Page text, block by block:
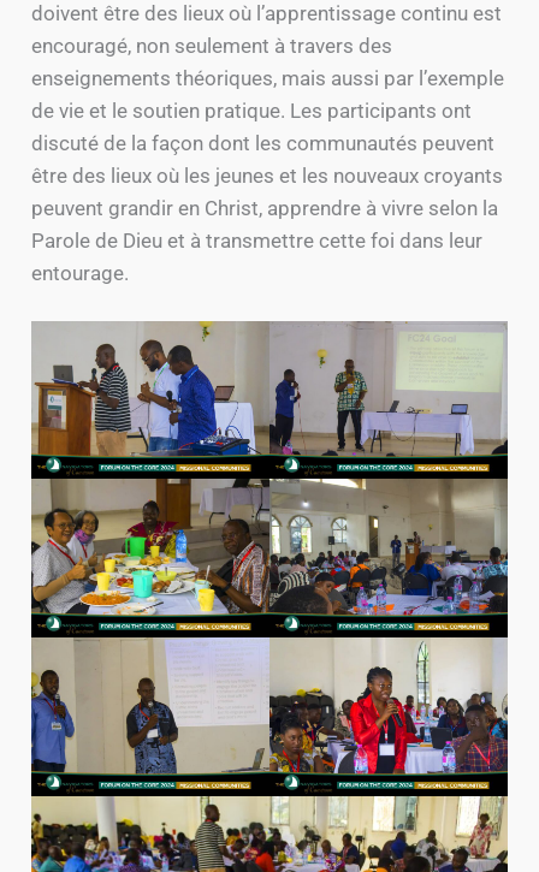
doivent être des lieux où l’apprentissage continu est
encouragé, non seulement à travers des
enseignements théoriques, mais aussi par l’exemple
de vie et le soutien pratique. Les participants ont
discuté de la façon dont les communautés peuvent
être des lieux où les jeunes et les nouveaux croyants
peuvent grandir en Christ, apprendre à vivre selon la
Parole de Dieu et à transmettre cette foi dans leur
entourage.